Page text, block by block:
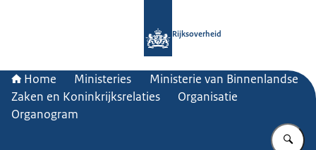
Rijksoverheid
Home Ministeries
Ministerie van Binnenlandse
Zaken en Koninkrijksrelaties
Organisatie
Organogram